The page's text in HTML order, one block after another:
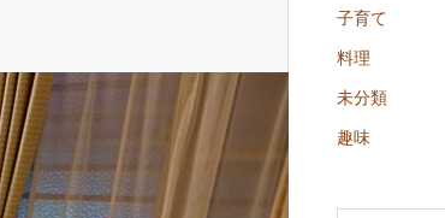
子育て
料理
未分類
趣味